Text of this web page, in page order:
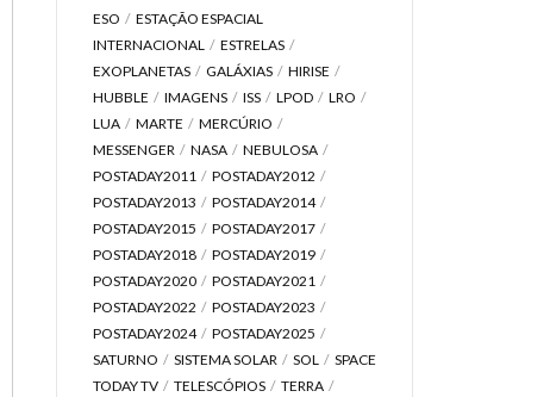
ESO
ESTAÇÃO ESPACIAL
INTERNACIONAL
ESTRELAS
EXOPLANETAS
GALÁXIAS
HIRISE
HUBBLE
IMAGENS ISS LPOD
LRO
LUA
MARTE
MERCÚRIO
MESSENGER
NASA
NEBULOSA
POSTADAY2011
POSTADAY2012
POSTADAY2013
POSTADAY2014
POSTADAY2015
POSTADAY2017
POSTADAY2018
POSTADAY2019
POSTADAY2020
POSTADAY2021
POSTADAY2022
POSTADAY2023
POSTADAY2024
POSTADAY2025
SATURNO
SISTEMA SOLAR SOL
SPACE
TODAY TV
TELESCÓPIOS
TERRA